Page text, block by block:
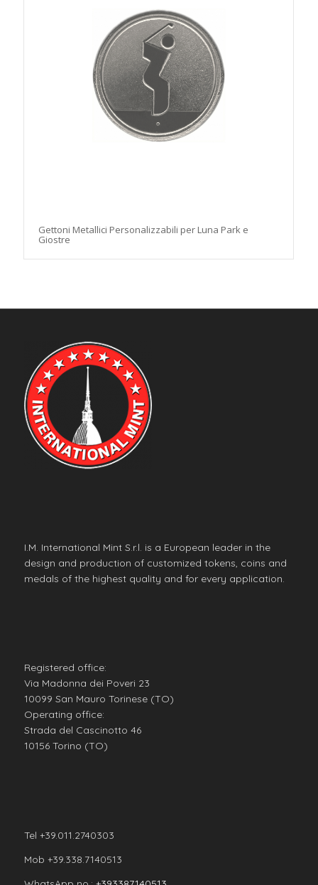
Gettoni Metallici Personalizzabili per Luna Park e
Giostre
I.M. International Mint S.r.l. is a European leader in the
design and production of customized tokens, coins and
medals of the highest quality and for every application.
Registered office:
Via Madonna dei Poveri 23
10099 San Mauro Torinese (TO)
Operating office:
Strada del Cascinotto 46
10156 Torino (TO)
Tel +39.011.2740303
Mob +39.338.7140513